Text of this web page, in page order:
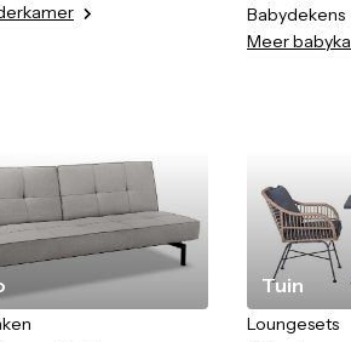
Babydekens
Meer
Tuin
Loungesets